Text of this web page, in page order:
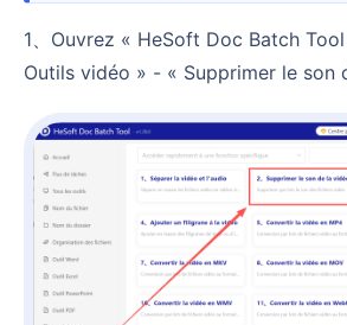
1、Ouvrez « HeSoft Doc Batch Tool », sélectionnez «
Outils vidéo » - « Supprimer le son